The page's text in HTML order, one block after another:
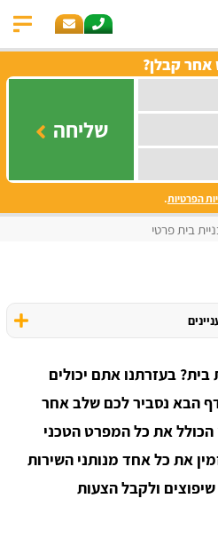
קבלן?
שליחה
הפרטיות.
בית פרטי
בעזרתנו אתם יכולים
הבא נסביר לכם שלב אחר
הכולל את כל המפרט הטכני
את כל אחד מנותני השירות
ולקבל הצעות